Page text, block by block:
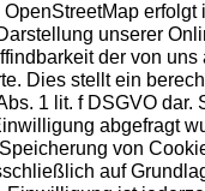
erfolgt
unserer
der von uns
Dies stellt ein
1 lit. f DSGVO dar.
abgefragt
von
auf